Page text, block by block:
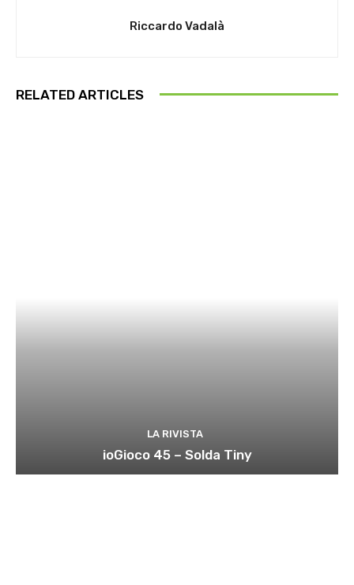
Riccardo Vadalà
RELATED ARTICLES
LA RIVISTA
ioGioco 45 – Solda Tiny